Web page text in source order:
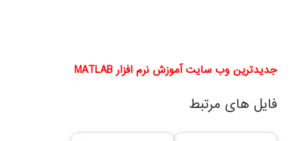
جدیدترین وب سایت آموزش نرم افزار MATLAB
فایل های مرتبط